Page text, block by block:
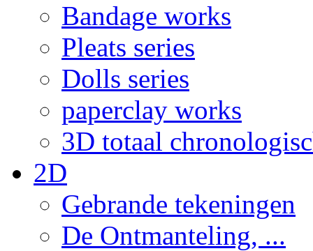
Bandage works
Pleats series
Dolls series
paperclay works
3D totaal
2D
Gebrande tekeningen
De Ontmanteling, ...